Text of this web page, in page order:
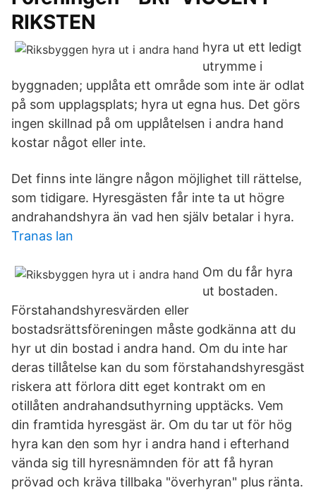
RIKSTEN
hyra ut ett ledigt
utrymme i
byggnaden; upplåta ett område som inte är odlat
på som upplagsplats; hyra ut egna hus. Det görs
ingen skillnad på om upplåtelsen i andra hand
kostar något eller inte.
Det finns inte längre någon möjlighet till rättelse,
som tidigare. Hyresgästen får inte ta ut högre
andrahandshyra än vad hen själv betalar i hyra.
Tranas lan
Om du får hyra
ut bostaden.
Förstahandshyresvärden eller
bostadsrättsföreningen måste godkänna att du
hyr ut din bostad i andra hand. Om du inte har
deras tillåtelse kan du som förstahandshyresgäst
riskera att förlora ditt eget kontrakt om en
otillåten andrahandsuthyrning upptäcks. Vem
din framtida hyresgäst är. Om du tar ut för hög
hyra kan den som hyr i andra hand i efterhand
vända sig till hyresnämnden för att få hyran
prövad och kräva tillbaka "överhyran" plus ränta.